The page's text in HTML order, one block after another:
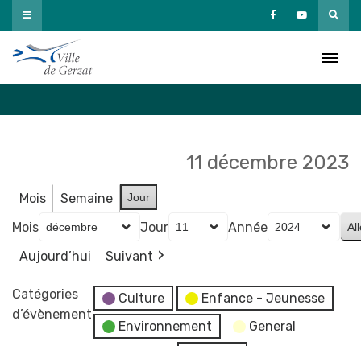
Passer
au
contenu
11 décembre 2023
Mois Semaine Jour
Mois Jour
Année
Aujourd’hui
Suivant
Catégories
d’évènement
Culture
Enfance - Jeunesse
Environnement
General